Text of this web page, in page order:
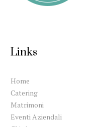
Links
Home
Catering
Matrimoni
Eventi Aziendali